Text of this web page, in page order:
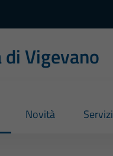
di Vigevano
Novità Servizi